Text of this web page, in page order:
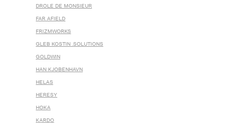
DROLE DE MONSIEUR
FAR AFIELD
FRIZMWORKS
GLEB KOSTIN .SOLUTIONS
GOLDWIN
HAN KJOBENHAVN
HELAS
HERESY
HOKA
KARDO